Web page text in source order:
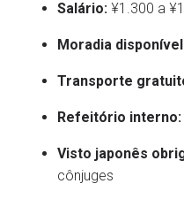
Salário: ¥1.300 a
Moradia
Transporte
Refeitório interno:
Visto japonês
cônjuges